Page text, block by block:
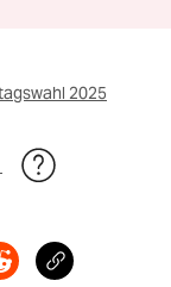
2025